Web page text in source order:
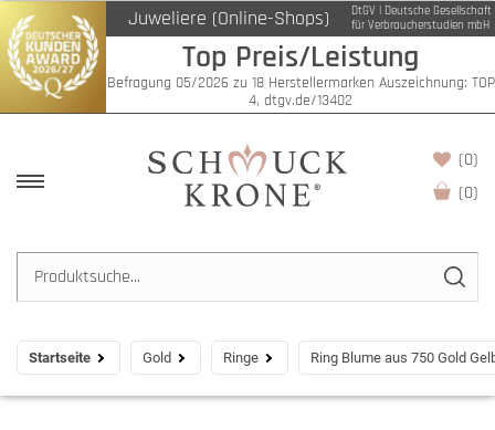
Juweliere (Online-Shops)
DtGV | Deutsche Gesellschaft
für Verbraucherstudien mbH
Top Preis/Leistung
Befragung 05/2026 zu 18 Herstellermarken Auszeichnung: TOP
4, dtgv.de/13402
(0)
(0)
Startseite Gold Ringe Ring Blume aus 750 Gold